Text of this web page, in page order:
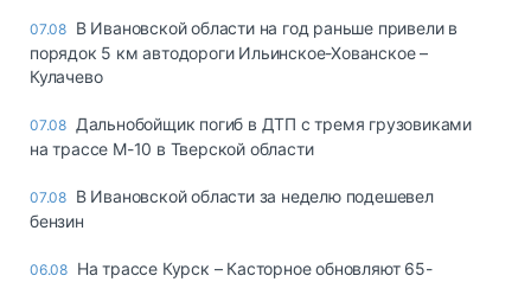
07.08 В Ивановской области на год раньше привели в
порядок 5 км автодороги Ильинское-Хованское –
Кулачево
07.08 Дальнобойщик погиб в ДТП с тремя грузовиками
на трассе М-10 в Тверской области
07.08 В Ивановской области за неделю подешевел
бензин
06.08 На трассе Курск – Касторное обновляют 65-